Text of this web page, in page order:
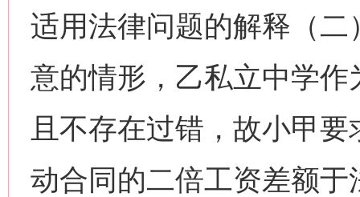
适用法律问题的解释（
意的情形，乙私立中学
且不存在过错，故小甲
动合同的二倍工资差额